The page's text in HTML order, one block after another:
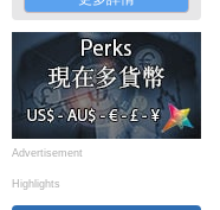
Advertisement
Highlights